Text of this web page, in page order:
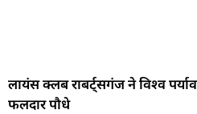
लायंस क्लब राबर्ट्सगंज ने विश्व
फलदार पौधे